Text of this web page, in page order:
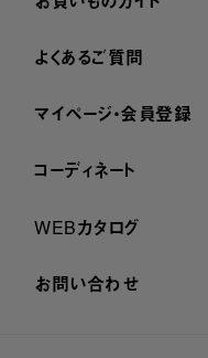
よくあるご質問
マイページ・会員登録
コーディネート
WEBカタログ
お問い合わせ